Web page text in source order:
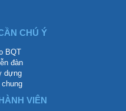
CHÚ Ý
BQT
đàn
dựng
chung
VIÊN